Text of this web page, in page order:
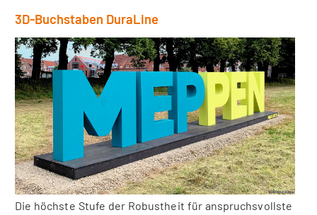
3D-Buchstaben DuraLine
Die höchste Stufe der Robustheit für anspruchsvollste